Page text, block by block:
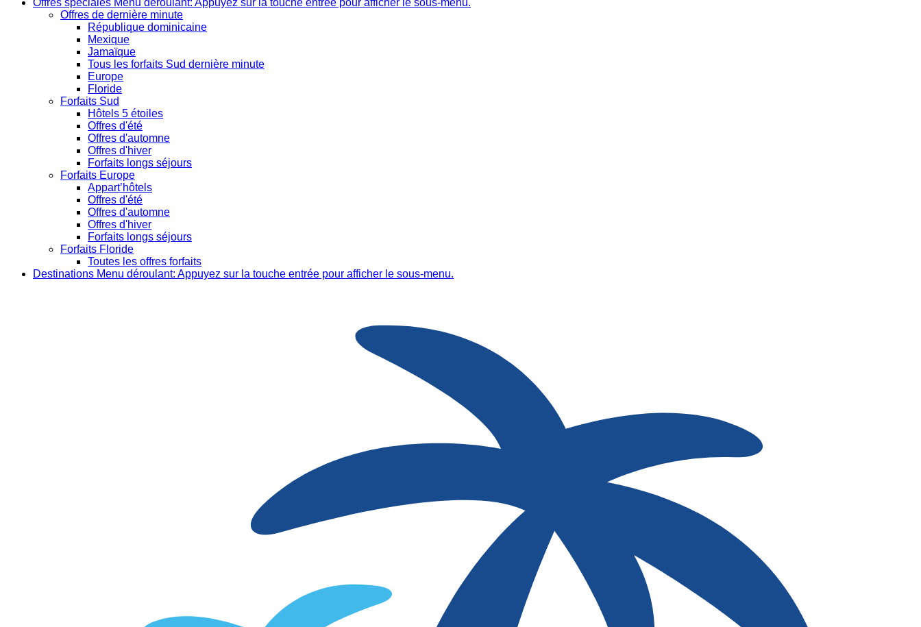
Offres spéciales Menu déroulant: Appuyez sur la touche entrée pour afficher le sous-menu.
Offres de dernière minute
République dominicaine
Mexique
Jamaïque
Tous les forfaits Sud dernière minute
Europe
Floride
Forfaits Sud
Hôtels 5 étoiles
Offres d'été
Offres d'automne
Offres d'hiver
Forfaits longs séjours
Forfaits Europe
Appart’hôtels
Offres d'été
Offres d'automne
Offres d'hiver
Forfaits longs séjours
Forfaits Floride
Toutes les offres forfaits
Destinations Menu déroulant: Appuyez sur la touche entrée pour afficher le sous-menu.